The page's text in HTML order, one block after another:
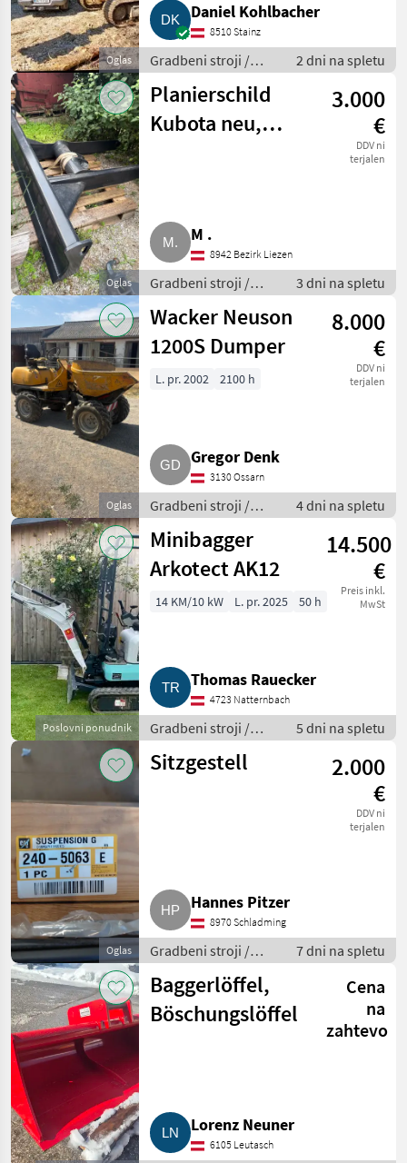
Kobelco
6
Takeuchi
6
Liebherr
4
Hitachi
3
Prikaži
vse
(17)
MARKETPLACE
Marketplace
Ponudbe
trgovcev
Mali
oglasi
Oglas
Daniel Kohlbacher
8510 Stainz
Gradbeni stroji /
Bager goseničar
2 dni na spletu
Oglas
Planierschild
Kubota neu,
3.000
€
DDV ni
terjalen
M .
8942 Bezirk Liezen
Gradbeni stroji /
Bager goseničar
3 dni na spletu
Oglas
Wacker Neuson
1200S Dumper
8.000
€
DDV ni
terjalen
L. pr. 2002 2100 h
Gregor Denk
3130 Ossarn
Gradbeni stroji /
Bager goseničar
4 dni na spletu
Poslovni ponudnik
Minibagger
Arkotect AK12
14.500
€
Preis inkl.
MwSt
14 KM/10 kW L. pr. 2025 50 h
Thomas Rauecker
4723 Natternbach
Gradbeni stroji /
Bager goseničar
5 dni na spletu
Oglas
Sitzgestell
2.000
€
DDV ni
terjalen
Hannes Pitzer
8970 Schladming
Gradbeni stroji /
Bager goseničar
7 dni na spletu
Baggerlöffel,
Böschungslöffel
Cena
na
zahtevo
Lorenz Neuner
6105 Leutasch